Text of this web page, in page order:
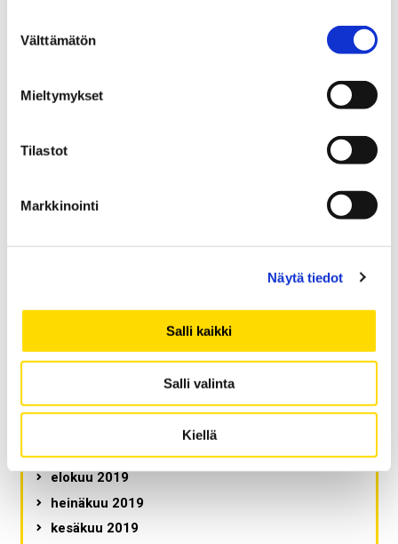
valinta
Välttämätön
Mieltymykset
Tilastot
Markkinointi
Näytä tiedot
Salli kaikki
Salli valinta
Kiellä
tammikuu 2021
marraskuu 2020
syyskuu 2020
heinäkuu 2020
toukokuu 2020
tammikuu 2020
marraskuu 2019
syyskuu 2019
elokuu 2019
heinäkuu 2019
kesäkuu 2019